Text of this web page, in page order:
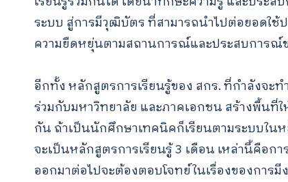
Search
for:
ระบบ สู่การมีวุฒิบัตร ที่สามารถนำไปต่อยอดใช้
ความยืดหยุ่นตามสถานการณ์และประสบการณ์
อีกทั้ง หลักสูตรการเรียนรู้ของ สกร. ที่กำลังจะ
ร่วมกับมหาวิทยาลัย และภาคเอกชน สร้างพื้นที่
กัน ถ้าเป็นนักศึกษาเทคนิคก็เรียนตามระบบใน
จะเป็นหลักสูตรการเรียนรู้ 3 เดือน เหล่านี้คือกา
ออกมาต่อไปจะต้องตอบโจทย์ในเรื่องของการมี